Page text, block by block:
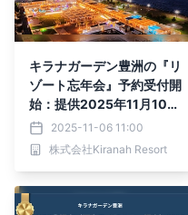
キラナガーデン豊洲の『リ
ゾート忘年会』予約受付開
始：提供2025年11月10日
（月）～12月30日（火）
【キラナガーデン豊洲】
2025-11-06 11:00
株式会社Kiranah Resort